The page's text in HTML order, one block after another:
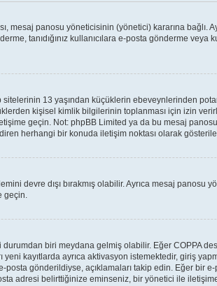
mesaj panosu yöneticisinin (yönetici) kararına bağlı.
tanıdığınız kullanıcılara e-posta gönderme veya
13 yaşından küçüklerin ebeveynlerinden
kişisel kimlik bilgilerinin toplanması için izin
geçin. Not: phpBB Limited ya da bu mesaj
herhangi bir konuda iletişim noktası olarak
devre dışı bırakmış olabilir. Ayrıca mesaj panosu
geçin.
biri meydana gelmiş olabilir. Eğer COPPA
kayıtlarda ayrıca aktivasyon istemektedir, giriş
posta gönderildiyse, açıklamaları takip edin. Eğer bir
adresi belirttiğinize eminseniz, bir yönetici ile